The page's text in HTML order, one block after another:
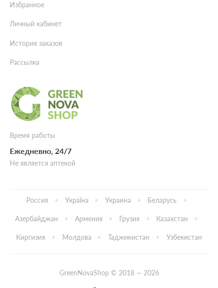
Время работы
Ежедневно, 24/7
Не является аптекой
Избранное
Личный кабинет
История заказов
Рассылка
Россия Україна Украина Беларусь
Азербайджан Армения Грузия Казахстан
Киргизия Молдова Таджикистан Узбекистан
GreenNovaShop © 2018 — 2026